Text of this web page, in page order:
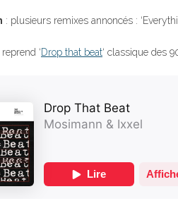
: plusieurs remixes annoncés :
reprend ‘Drop that beat‘ classique des